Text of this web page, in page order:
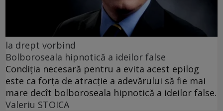
la drept vorbind
Bolboroseala hipnotică a ideilor false
Condiția necesară pentru a evita acest epilog
este ca forța de atracție a adevărului să fie mai
mare decît bolboroseala hipnotică a ideilor false.
Valeriu STOICA